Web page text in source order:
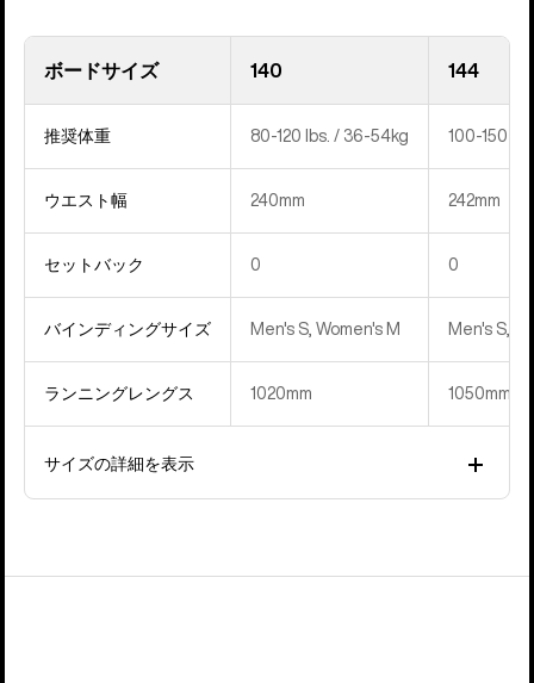
ボードサイズ 140 144
推奨体重 80-120 lbs. / 36-54kg 100-150
ウエスト幅 240mm 242mm
セットバック 0 0
バインディングサイズ Men's S, Women's M Men's S,
ランニングレングス 1020mm 1050mm
サイズの詳細を表示